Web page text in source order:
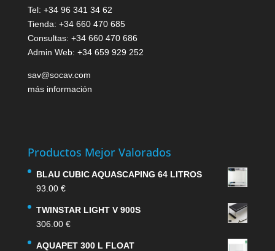
Tel: +34 96 341 34 62
Tienda: +34 660 470 685
Consultas: +34 660 470 686
Admin Web: +34 659 929 252
sav@socav.com
más información
Productos Mejor Valorados
BLAU CUBIC AQUASCAPING 64 LITROS
93.00 €
TWINSTAR LIGHT V 900S
306.00 €
AQUAPET 300 L FLOAT